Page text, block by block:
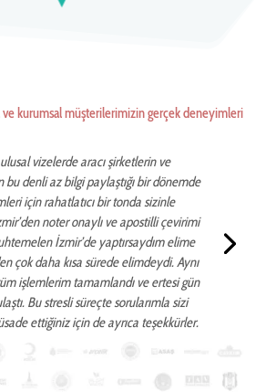
kurumsal müşterilerimizin gerçek deneyimleri
vizelerde aracı şirketlerin ve
bu denli az bilgi paylaştığı bir dönemde
için rahatlatıcı bir tonda sizinle
noter onaylı ve apostilli çevirimi
İzmir’de yaptırsaydım elime
çok daha kısa sürede elimdeydi. Aynı
işlemlerim tamamlandı ve ertesi gün
Bu stresli süreçte sorularımla sizi
ettiğiniz için de ayrıca teşekkürler.